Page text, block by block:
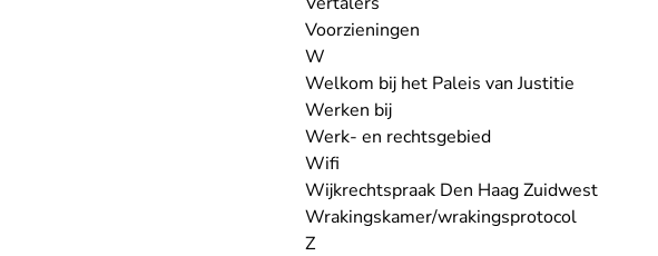
Voorzieningen
W
Welkom bij het Paleis van Justitie
Werken bij
Werk- en rechtsgebied
Wifi
Wijkrechtspraak Den Haag Zuidwest
Wrakingskamer/wrakingsprotocol
Z